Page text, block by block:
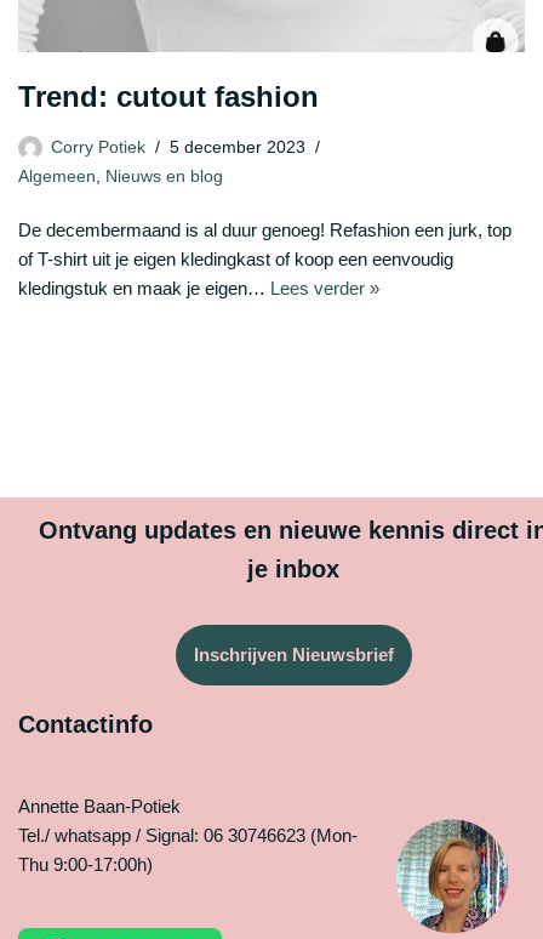
Trend: cutout fashion
Corry Potiek
5 december 2023
Algemeen
Nieuws en blog
De decembermaand is al duur genoeg! Refashion een jurk, top
of T-shirt uit je eigen kledingkast of koop een eenvoudig
kledingstuk en maak je eigen… Lees verder »
Ontvang updates en nieuwe kennis direct
je inbox
Inschrijven Nieuwsbrief
Contactinfo
Annette Baan-Potiek
Tel./ whatsapp / Signal: 06 30746623 (Mon-
Thu 9:00-17:00h)